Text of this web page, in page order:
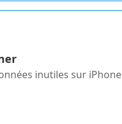
inutiles sur iPhone